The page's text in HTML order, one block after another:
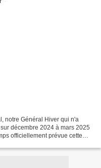
notre Général Hiver qui n'a
décembre 2024 à mars 2025
officiellement prévue cette